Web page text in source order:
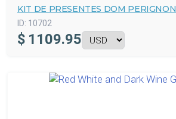
KIT DE PRESENTES DOM PERIGNON
ID: 10702
$ 1109.95